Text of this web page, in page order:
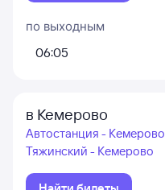
по выходным
06:05
в Кемерово
Автостанция - Кемерово
Тяжинский - Кемерово